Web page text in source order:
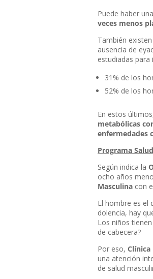
Puede haber una
veces menos
También
ausencia de
estudiadas
31% de los
52% de los
En estos
metabólicas
enfermedades
Programa
Según indica la
ocho años
Masculina con
El hombre es el
dolencia, hay
Los niños
de cabecera?
Por eso, Clínica
una atención
de salud